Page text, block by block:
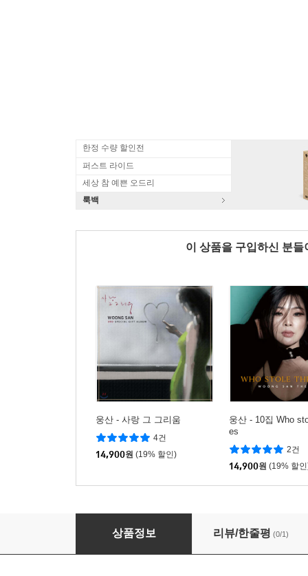
한정 수량 할인전
퍼스트 라이드
세상 참 예쁜 오드리
룩백
이 상품을 구입하신 분
웅산 - 사랑 그 그리움
4건
14,900원 (19% 할인)
웅산 - 10집 Who
es
2건
14,900원 (19% 할
Eva Cassidy (에바 캐시디) - Imagine
상품정보 리뷰/한줄평 (0/1)